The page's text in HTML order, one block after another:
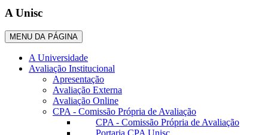
A Unisc
MENU DA PÁGINA
A Universidade
Avaliação Institucional
Apresentação
Avaliação Externa
Avaliação Online
CPA - Comissão Própria de Avaliação
CPA - Comissão Própria de Avaliação